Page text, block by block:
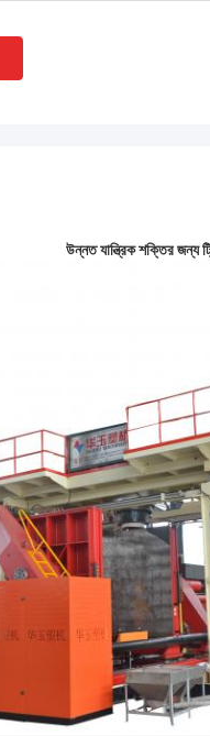
উন্নত যান্ত্রিক শক্তির জন্য